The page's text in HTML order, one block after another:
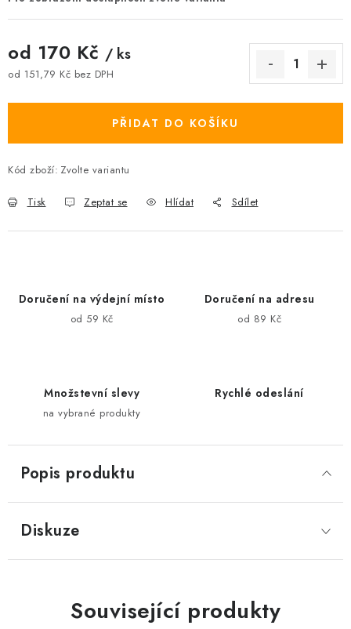
od 170 Kč / ks
od 151,79 Kč bez DPH
PŘIDAT DO KOŠÍKU
Kód zboží: Zvolte variantu
Tisk Zeptat se Hlídat Sdílet
Doručení na výdejní místo
od 59 Kč
Doručení na adresu
od 89 Kč
Množstevní slevy
na vybrané produkty
Rychlé odeslání
Popis produktu
Diskuze
Související produkty